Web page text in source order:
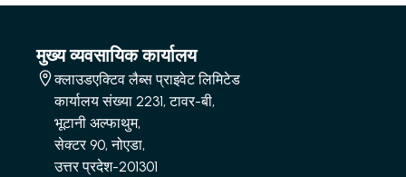
मुख्य व्यवसायिक कार्यालय
क्लाउडएक्टिव लैब्स प्राइवेट लिमिटेड
कार्यालय संख्या 2231, टावर-बी,
भूटानी अल्फाथुम,
सेक्टर 90, नोएडा,
उत्तर प्रदेश-201301